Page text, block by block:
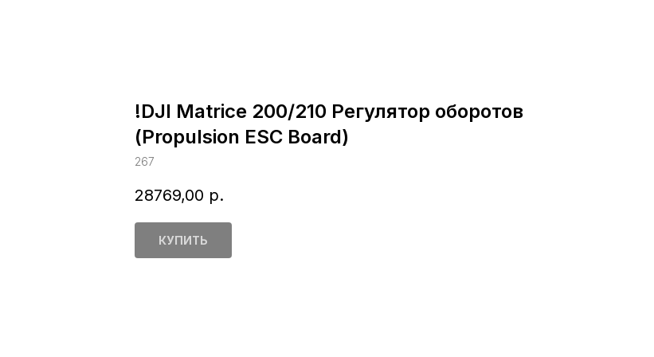
!DJI Matrice 200/210 Регулятор оборотов
(Propulsion ESC Board)
267
28769,00 р.
КУПИТЬ